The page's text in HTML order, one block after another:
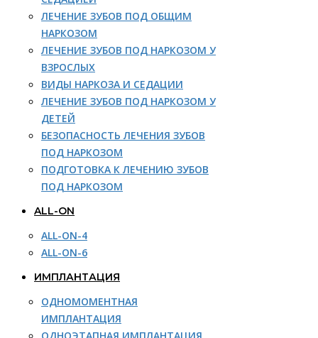
ЛЕЧЕНИЕ ЗУБОВ ПОД ОБЩИМ
НАРКОЗОМ
ЛЕЧЕНИЕ ЗУБОВ ПОД НАРКОЗОМ У
ВЗРОСЛЫХ
ВИДЫ НАРКОЗА И СЕДАЦИИ
ЛЕЧЕНИЕ ЗУБОВ ПОД НАРКОЗОМ У
ДЕТЕЙ
БЕЗОПАСНОСТЬ ЛЕЧЕНИЯ ЗУБОВ
ПОД НАРКОЗОМ
ПОДГОТОВКА К ЛЕЧЕНИЮ ЗУБОВ
ПОД НАРКОЗОМ
ALL-ON
ALL-ON-4
ALL-ON-6
ИМПЛАНТАЦИЯ
ОДНОМОМЕНТНАЯ
ИМПЛАНТАЦИЯ